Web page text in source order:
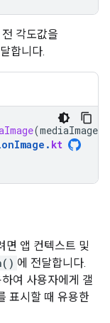
각도값을
합니다.
(mediaImage
. kt
면 앱 컨텍스트 및
에 전달합니다.
여 사용자에게 갤
표시할 때 유용한